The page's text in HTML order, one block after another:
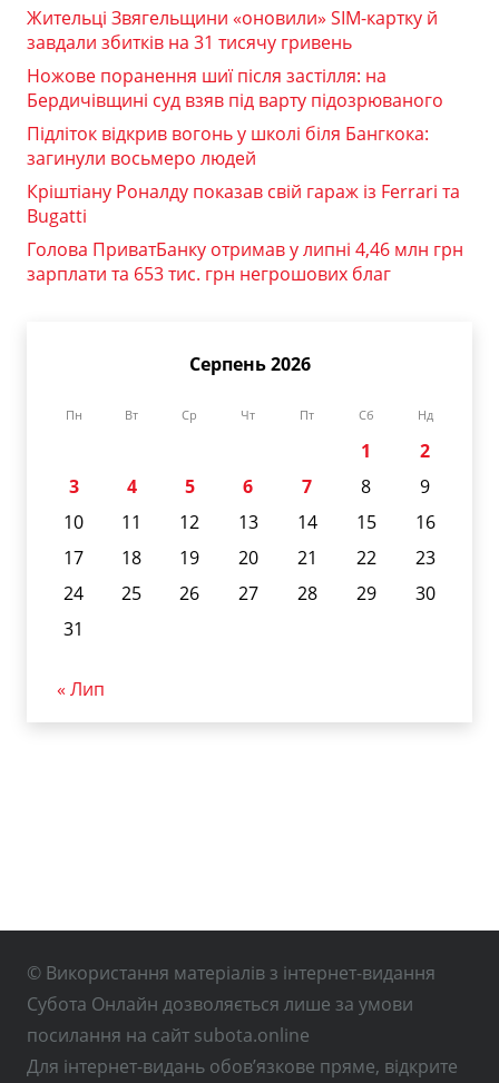
Жительці Звягельщини «оновили» SIM-картку й
завдали збитків на 31 тисячу гривень
Ножове поранення шиї після застілля: на
Бердичівщині суд взяв під варту підозрюваного
Підліток відкрив вогонь у школі біля Бангкока:
загинули восьмеро людей
Кріштіану Роналду показав свій гараж із Ferrari та
Bugatti
Голова ПриватБанку отримав у липні 4,46 млн грн
зарплати та 653 тис. грн негрошових благ
Серпень 2026
Пн Вт Ср Чт Пт Сб Нд
1
2
3
4 5 6 7 8
9
10
11 12 13 14 15
16
17
18 19 20 21 22
23
24
25 26 27 28 29
30
31
« Лип
© Використання матеріалів з інтернет-видання
Субота Онлайн дозволяється лише за умови
посилання на сайт subota.online
Для інтернет-видань обов’язкове пряме, відкрите